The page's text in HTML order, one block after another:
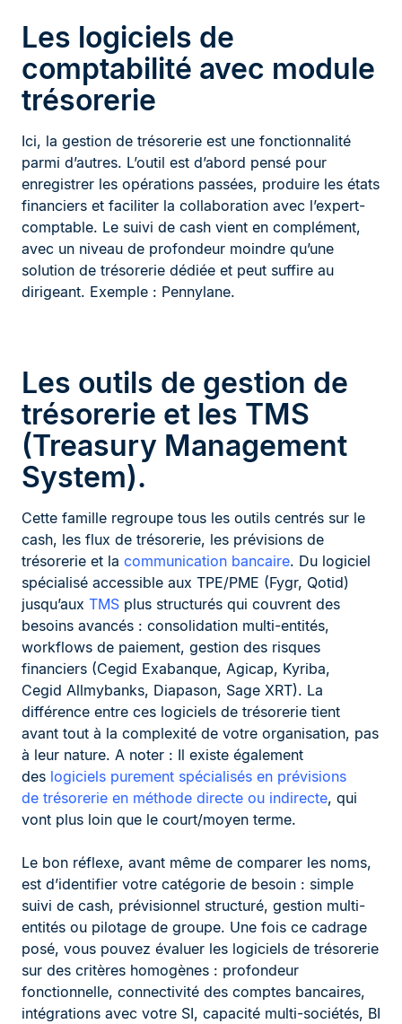
Les logiciels de
comptabilité avec module
trésorerie
Ici, la gestion de trésorerie est une fonctionnalité
parmi d’autres. L’outil est d’abord pensé pour
enregistrer les opérations passées, produire les états
financiers et faciliter la collaboration avec l’expert-
comptable. Le suivi de cash vient en complément,
avec un niveau de profondeur moindre qu’une
solution de trésorerie dédiée et peut suffire au
dirigeant. Exemple : Pennylane.
Les outils de gestion de
trésorerie et les TMS
(Treasury Management
System).
Cette famille regroupe tous les outils centrés sur le
cash, les flux de trésorerie, les prévisions de
trésorerie et la communication bancaire. Du logiciel
spécialisé accessible aux TPE/PME (Fygr, Qotid)
jusqu’aux TMS plus structurés qui couvrent des
besoins avancés : consolidation multi-entités,
workflows de paiement, gestion des risques
financiers (Cegid Exabanque, Agicap, Kyriba,
Cegid Allmybanks, Diapason, Sage XRT). La
différence entre ces logiciels de trésorerie tient
avant tout à la complexité de votre organisation, pas
à leur nature. A noter : Il existe également
des logiciels purement spécialisés en prévisions
de trésorerie en méthode directe ou indirecte, qui
vont plus loin que le court/moyen terme.
Le bon réflexe, avant même de comparer les noms,
est d’identifier votre catégorie de besoin : simple
suivi de cash, prévisionnel structuré, gestion multi-
entités ou pilotage de groupe. Une fois ce cadrage
posé, vous pouvez évaluer les logiciels de trésorerie
sur des critères homogènes : profondeur
fonctionnelle, connectivité des comptes bancaires,
intégrations avec votre SI, capacité multi-sociétés, BI